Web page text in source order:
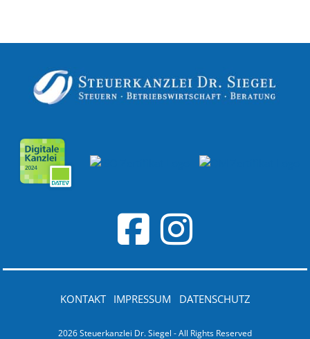
2026 Steuerkanzlei Dr. Siegel - All Rights Reserved
KONTAKT IMPRESSUM DATENSCHUTZ